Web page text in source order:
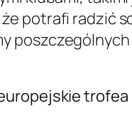
potrafi radzić
trofea